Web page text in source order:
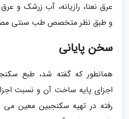
عرق نعنا، رازیانه، آب زرشک و
و طبق نظر متخصص طب سنتی
سخن پایانی
همانطور که گفته شد، طبع
اجزای پایه ساخت آن و نسبت
رفته در تهیه سکنجبین معین می